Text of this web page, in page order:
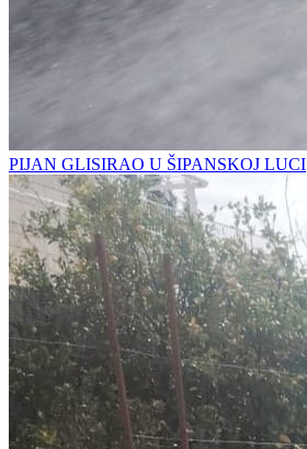
PIJAN GLISIRAO U ŠIPANSKOJ LUCI